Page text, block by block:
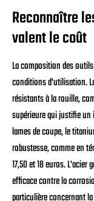
Reconnaître
valent le coût
La composition des
conditions d'utilisation.
résistants à la rouille,
supérieure qui justifie
lames de coupe, le
robustesse, comme en
17,50 et 18 euros.
efficace contre la